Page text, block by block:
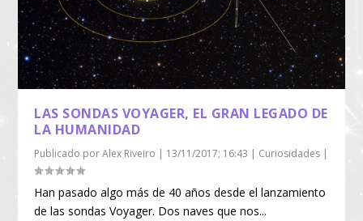
LAS SONDAS VOYAGER, EL GRAN LEGADO DE
LA HUMANIDAD
Publicado porAlex Riveiro | 13/11/2017; 16:43 | Curiosidades |
Han pasado algo más de 40 años desde el lanzamiento
de las sondas Voyager. Dos naves que nos...